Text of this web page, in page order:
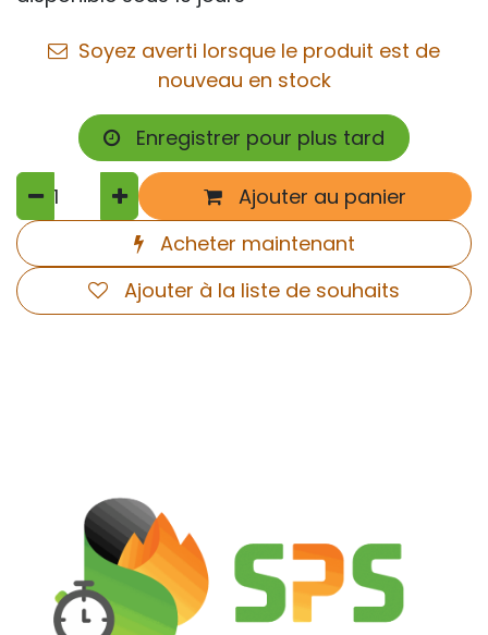
Soyez averti lorsque le produit est de
nouveau en stock
Enregistrer pour plus tard
Ajouter au panier
Acheter maintenant
Ajouter à la liste de souhaits